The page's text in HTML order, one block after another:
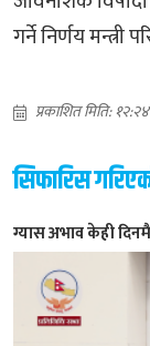
गर्ने निर्णय
प्रकाशित मिति:
सिफारिस
ग्यास अभाव केही